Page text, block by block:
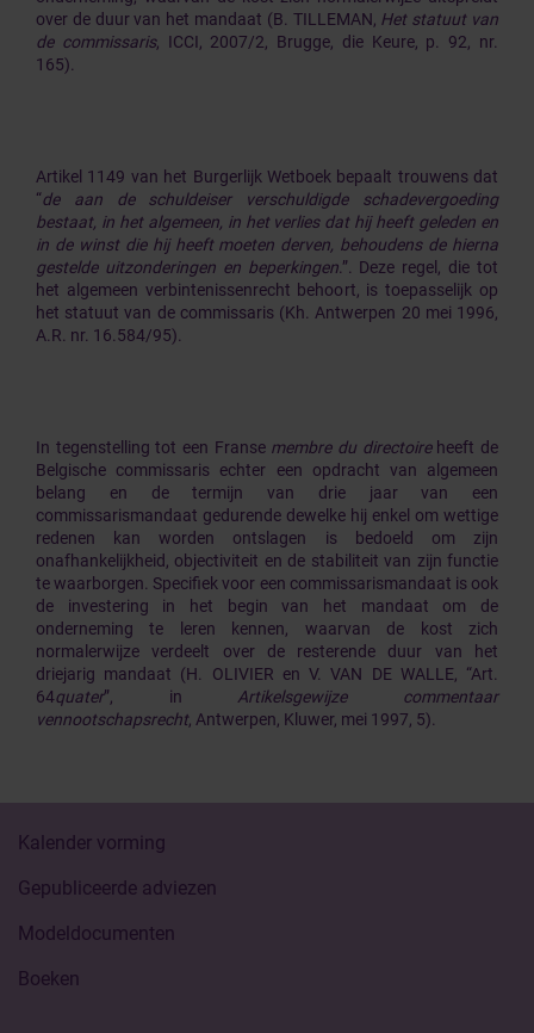
over de duur van het mandaat (B. TILLEMAN, Het statuut van
de commissaris, ICCI, 2007/2, Brugge, die Keure, p. 92, nr.
165).
Artikel 1149 van het Burgerlijk Wetboek bepaalt trouwens dat
“de aan de schuldeiser verschuldigde schadevergoeding
bestaat, in het algemeen, in het verlies dat hij heeft geleden en
in de winst die hij heeft moeten derven, behoudens de hierna
gestelde uitzonderingen en beperkingen.”. Deze regel, die tot
het algemeen verbintenissenrecht behoort, is toepasselijk op
het statuut van de commissaris (Kh. Antwerpen 20 mei 1996,
A.R. nr. 16.584/95).
In tegenstelling tot een Fransemembre du directoireheeft de
Belgische commissaris echter een opdracht van algemeen
belang en de termijn van drie jaar van een
commissarismandaat gedurende dewelke hij enkel om wettige
redenen kan worden ontslagen is bedoeld om zijn
onafhankelijkheid, objectiviteit en de stabiliteit van zijn functie
te waarborgen. Specifiek voor een commissarismandaat is ook
de investering in het begin van het mandaat om de
onderneming te leren kennen, waarvan de kost zich
normalerwijze verdeelt over de resterende duur van het
driejarig mandaat (H. OLIVIER en V. VAN DE WALLE, “Art.
64quater”, in Artikelsgewijze commentaar
vennootschapsrecht, Antwerpen, Kluwer, mei 1997, 5).
Kalender vorming
Gepubliceerde adviezen
Modeldocumenten
Boeken